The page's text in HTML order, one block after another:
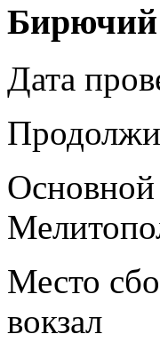
Бирючий
Дата
Место
вокзал